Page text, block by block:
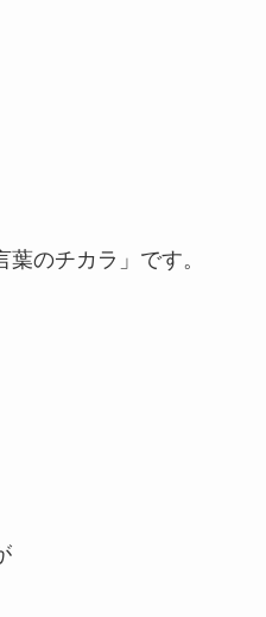
のチカラ」です。